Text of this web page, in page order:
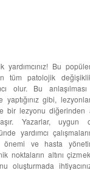
yardımcınız! Bu
tüm patolojik
olur. Bu
gibi,
bir lezyonu diğerinden
Yazarlar, uygun
yardımcı
önemi ve hasta
noktaların altını
oluşturmada